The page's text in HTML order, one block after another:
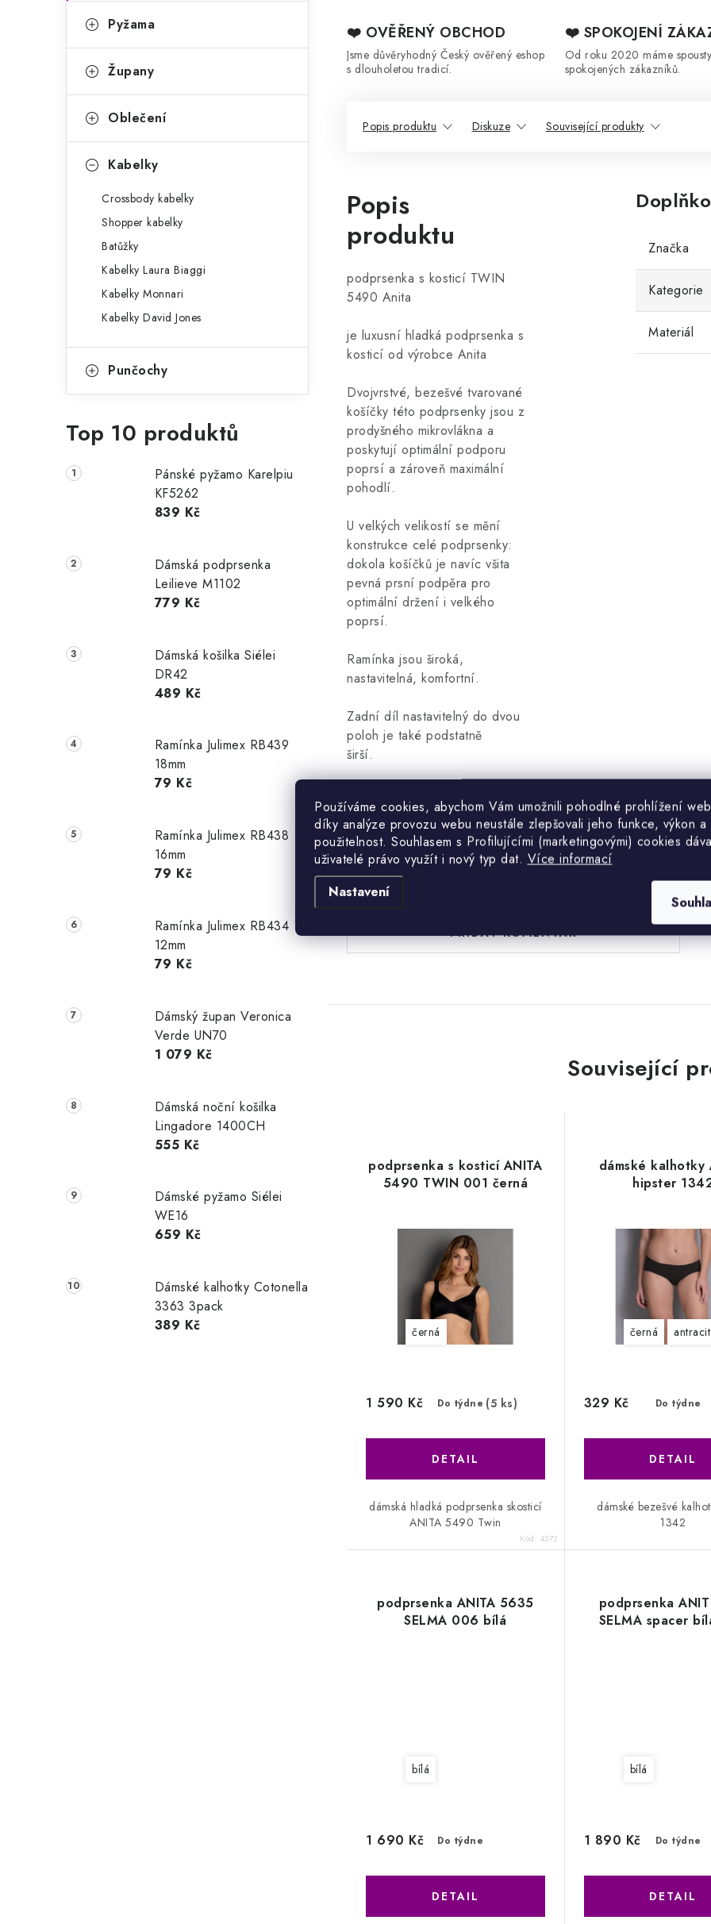
Používáme cookies, abychom Vám umožnili pohodlné prohlížení
díky analýze provozu webu neustále zlepšovali jeho funkce, výkon a
použitelnost. Souhlasem s Profilujícími (marketingovými) cookies
uživatelé právo využít i nový typ dat. Více informací
Nastavení
Pyžama
Župany
Oblečení
Kabelky
Crossbody kabelky
Shopper kabelky
Batůžky
Kabelky Laura Biaggi
Kabelky Monnari
Kabelky David Jones
Punčochy
Top 10 produktů
Pánské pyžamo Karelpiu
KF5262
839 Kč
Dámská podprsenka
Leilieve M1102
779 Kč
Dámská košilka Siélei
DR42
489 Kč
Ramínka Julimex RB439
18mm
79 Kč
Ramínka Julimex RB438
16mm
79 Kč
Ramínka Julimex RB434
12mm
79 Kč
Dámský župan Veronica
Verde UN70
1 079 Kč
Dámská noční košilka
Lingadore 1400CH
555 Kč
Dámské pyžamo Siélei
WE16
659 Kč
Dámské kalhotky Cotonella
3363 3pack
389 Kč
❤️ OVĚŘENÝ OBCHOD
Jsme důvěryhodný Český ověřený eshop
s dlouholetou tradicí.
❤️ SPOKOJENÍ
Od roku 2020 máme spousty
spokojených zákazníků.
Popis produktu Diskuze Související produkty
Popis
produktu
podprsenka s kosticí TWIN
5490 Anita
je luxusní hladká podprsenka s
kosticí od výrobce Anita
Dvojvrstvé, bezešvé tvarované
košíčky této podprsenky jsou z
prodyšného mikrovlákna a
poskytují optimální podporu
poprsí a zároveň maximální
pohodlí.
U velkých velikostí se mění
konstrukce celé podprsenky:
dokola košíčků je navíc všita
pevná prsní podpěra pro
optimální držení i velkého
poprsí.
Ramínka jsou široká,
nastavitelná, komfortní.
Zadní díl nastavitelný do dvou
poloh je také podstatně
širší.
Značka
Kategorie
Materiál
Buďte první, kdo napíše příspěvek k této položce.
PŘIDAT KOMENTÁŘ
Související
podprsenka s kosticí ANITA
5490 TWIN 001 černá
černá
Do týdne (5 ks)
1 590 Kč
dámská hladká podprsenka skosticí
ANITA 5490 Twin
Kód: 4572
dámské kalhotky
hipster
černá antracit
Do týdne
329 Kč
dámské bezešvé
1342
podprsenka ANITA 5635
SELMA 006 bílá
bílá
Do týdne
1 690 Kč
podprsenka
SELMA spacer
bílá
Do týdne
1 890 Kč